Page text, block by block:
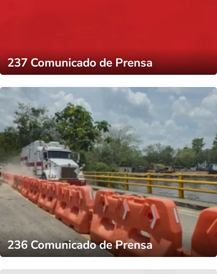
237 Comunicado de Prensa
236 Comunicado de Prensa